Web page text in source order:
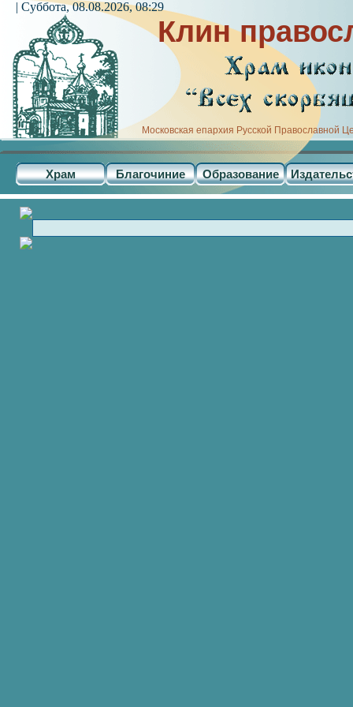
Клин
Московская епархия Русской Православной
Храм Благочиние Образование
| Суббота, 08.08.2026, 08:29